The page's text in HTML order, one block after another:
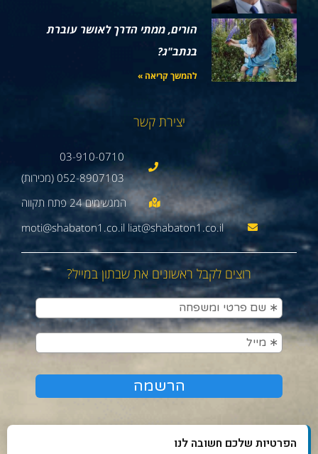
הורים, ממתי הדרך לאושר עוברת
בנתב"ג?
להמשך קריאה »
יצירת קשר
03-910-0710
052-8907103 (מכירות)
moti@shabaton1.co.il liat@shabaton1.co.il
רוצים לקבל ראשונים את שבתון במייל?
הפרטיות שלכם חשובה לנו